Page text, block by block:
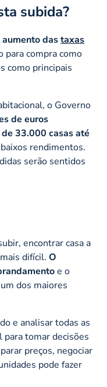
subida?
aumento dastaxas
para compra como
como principais
o Governo
de euros
33.000 casas até
rendimentos.
serão sentidos
encontrar casa a
difícil. O
e o
dos maiores
e analisar todas as
tomar decisões
preços, negociar
pode fazer